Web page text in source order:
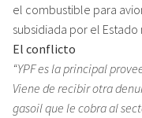
el combustible para
subsidiada por el Estado
El conflicto
“YPF es la principal
Viene de recibir otra
gasoil que le cobra al